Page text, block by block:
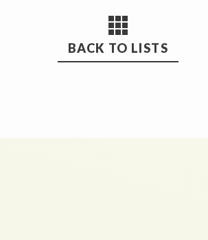
BACK TO LISTS